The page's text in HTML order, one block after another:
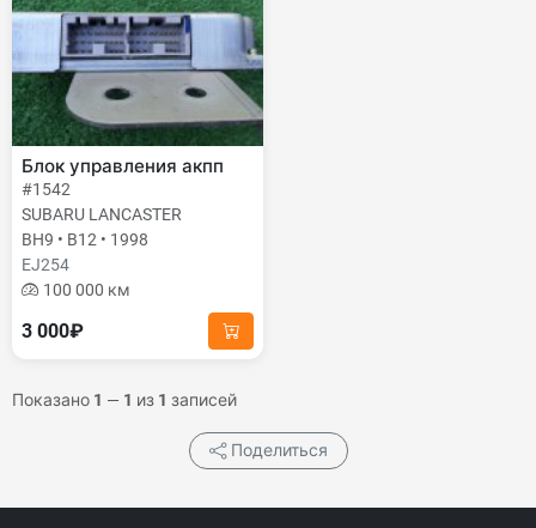
Блок управления акпп
#1542
SUBARU LANCASTER
BH9 • B12 • 1998
EJ254
100 000 км
3 000₽
Показано 1 — 1 из 1 записей
Поделиться